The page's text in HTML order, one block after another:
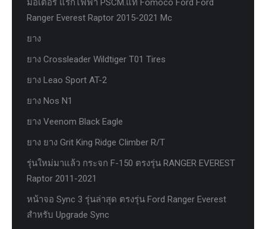
มอเตอร์ แร็กไฟฟ้า PSCM.แท้ Fomoco Ford Ford
Ranger Everest Raptor 2015-2021 Mc
ยาง
ยาง Crossleader Wildtiger T01 Tires
ยาง Leao Sport AT-2
ยาง Nos N1
ยาง Veenom Black Eagle
ยาง ยาง Grit King Ridge Climber R/T
รุ่นใหม่มาแล้ว กระจก F-150 ตรงรุ่น RANGER EVEREST
Raptor 2011-2021
หน้าจอ Sync 3 รุ่นล่าสุด ตรงรุ่น Ford Ranger Everest
สำหรับ Upgrade Sync